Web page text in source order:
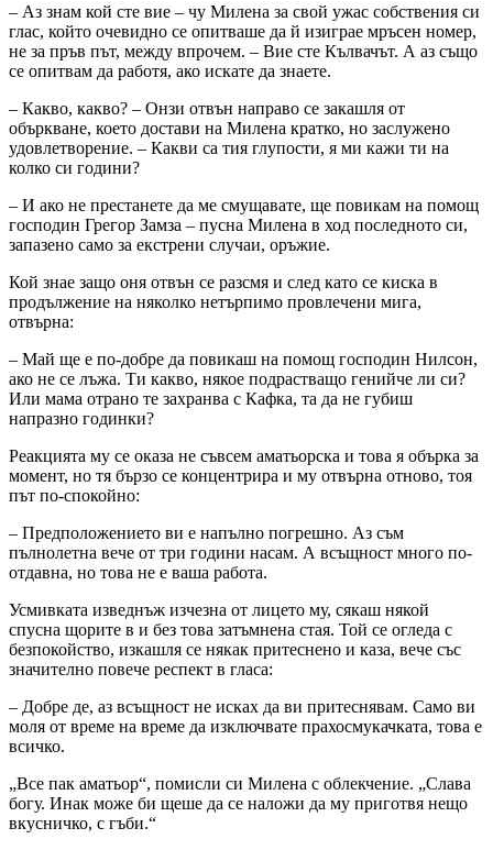
– Аз знам кой сте вие – чу Милена за свой ужас собствения си
глас, който очевидно се опитваше да й изиграе мръсен номер,
не за пръв път, между впрочем. – Вие сте Кълвачът. А аз също
се опитвам да работя, ако искате да знаете.
– Какво, какво? – Онзи отвън направо се закашля от
объркване, което достави на Милена кратко, но заслужено
удовлетворение. – Какви са тия глупости, я ми кажи ти на
колко си години?
– И ако не престанете да ме смущавате, ще повикам на помощ
господин Грегор Замза – пусна Милена в ход последното си,
запазено само за екстрени случаи, оръжие.
Кой знае защо оня отвън се разсмя и след като се киска в
продължение на няколко нетърпимо провлечени мига,
отвърна:
– Май ще е по-добре да повикаш на помощ господин Нилсон,
ако не се лъжа. Ти какво, някое подрастващо генийче ли си?
Или мама отрано те захранва с Кафка, та да не губиш
напразно годинки?
Реакцията му се оказа не съвсем аматьорска и това я обърка за
момент, но тя бързо се концентрира и му отвърна отново, тоя
път по-спокойно:
– Предположението ви е напълно погрешно. Аз съм
пълнолетна вече от три години насам. А всъщност много по-
отдавна, но това не е ваша работа.
Усмивката изведнъж изчезна от лицето му, сякаш някой
спусна щорите в и без това затъмнена стая. Той се огледа с
безпокойство, изкашля се някак притеснено и каза, вече със
значително повече респект в гласа:
– Добре де, аз всъщност не исках да ви притеснявам. Само ви
моля от време на време да изключвате прахосмукачката, това е
всичко.
„Все пак аматьор“, помисли си Милена с облекчение. „Слава
богу. Инак може би щеше да се наложи да му приготвя нещо
вкусничко, с гъби.“